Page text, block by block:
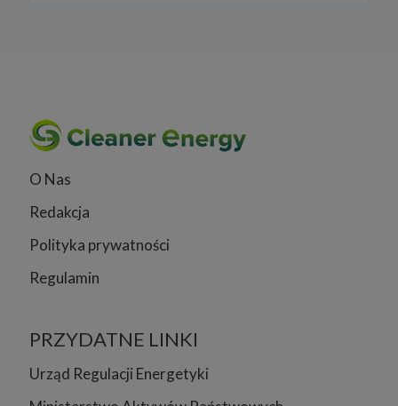
O Nas
Redakcja
Polityka prywatności
Regulamin
PRZYDATNE LINKI
Urząd Regulacji Energetyki